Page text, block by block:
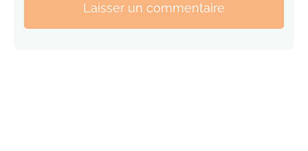
Laisser un commentaire